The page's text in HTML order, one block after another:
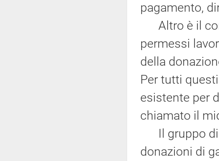
pagamento,
Altro è il
permessi
della
Per tutti
esistente per
chiamato il
Il gruppo di
donazioni di